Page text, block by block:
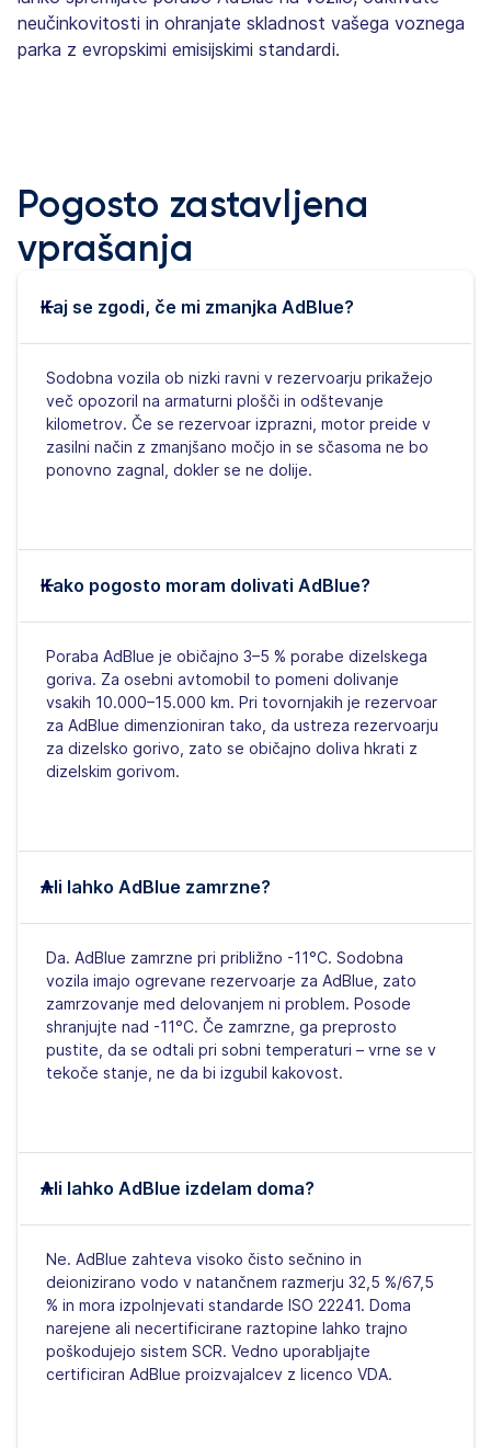
neučinkovitosti in ohranjate skladnost vašega voznega
parka z evropskimi emisijskimi standardi.
Pogosto zastavljena
vprašanja
Kaj se zgodi, če mi zmanjka AdBlue?
Sodobna vozila ob nizki ravni v rezervoarju prikažejo
več opozoril na armaturni plošči in odštevanje
kilometrov. Če se rezervoar izprazni, motor preide v
zasilni način z zmanjšano močjo in se sčasoma ne bo
ponovno zagnal, dokler se ne dolije.
Kako pogosto moram dolivati AdBlue?
Poraba AdBlue je običajno 3–5 % porabe dizelskega
goriva. Za osebni avtomobil to pomeni dolivanje
vsakih 10.000–15.000 km. Pri tovornjakih je rezervoar
za AdBlue dimenzioniran tako, da ustreza rezervoarju
za dizelsko gorivo, zato se običajno doliva hkrati z
dizelskim gorivom.
Ali lahko AdBlue zamrzne?
Da. AdBlue zamrzne pri približno -11°C. Sodobna
vozila imajo ogrevane rezervoarje za AdBlue, zato
zamrzovanje med delovanjem ni problem. Posode
shranjujte nad -11°C. Če zamrzne, ga preprosto
pustite, da se odtali pri sobni temperaturi – vrne se v
tekoče stanje, ne da bi izgubil kakovost.
Ali lahko AdBlue izdelam doma?
Ne. AdBlue zahteva visoko čisto sečnino in
deionizirano vodo v natančnem razmerju 32,5 %/67,5
% in mora izpolnjevati standarde ISO 22241. Doma
narejene ali necertificirane raztopine lahko trajno
poškodujejo sistem SCR. Vedno uporabljajte
certificiran AdBlue proizvajalcev z licenco VDA.